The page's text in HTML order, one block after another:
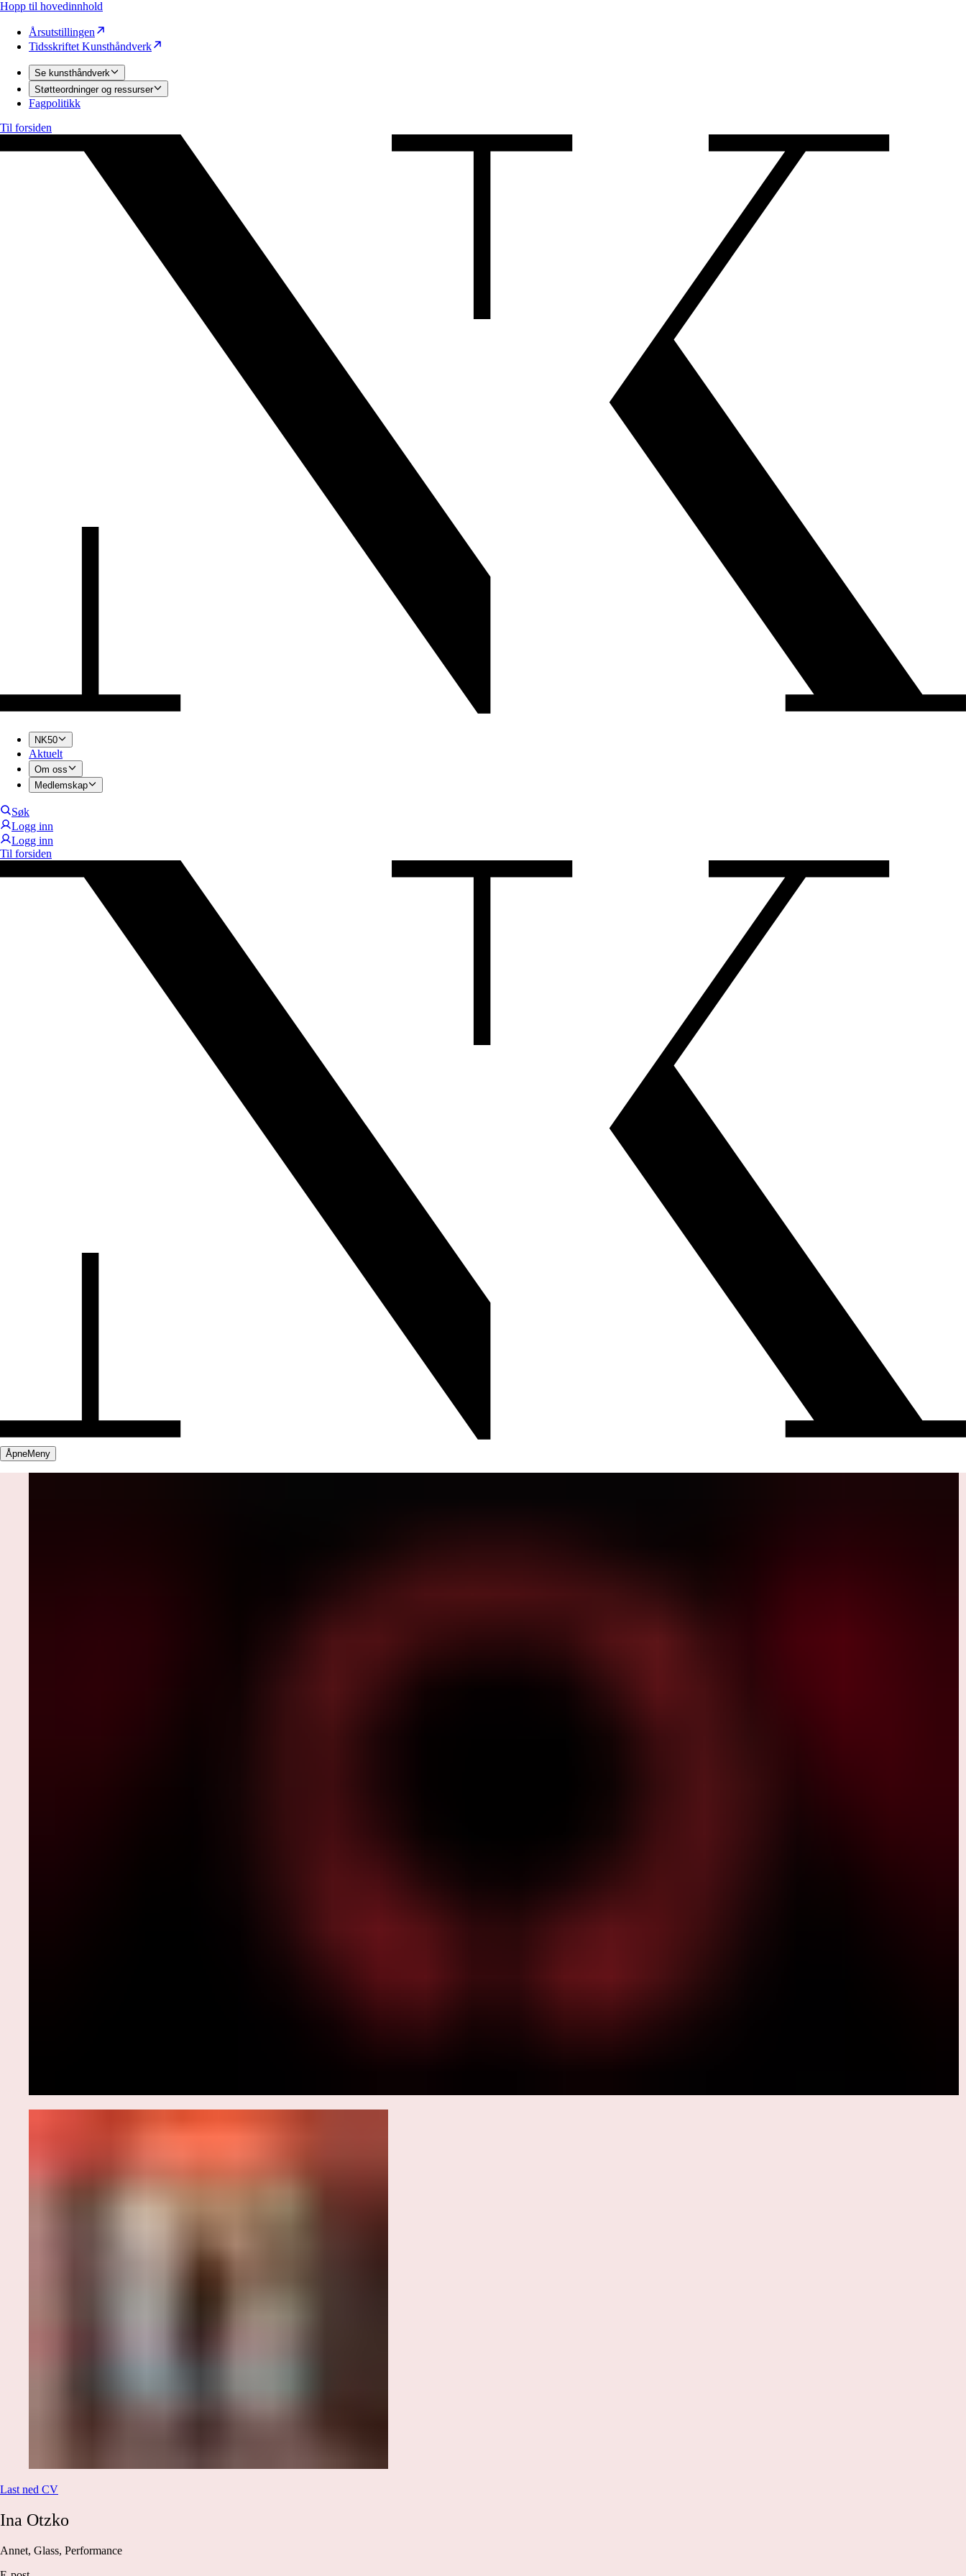
Hopp til hovedinnhold
Årsutstillingen
Tidsskriftet Kunsthåndverk
Se kunsthåndverk
Støtteordninger og ressurser
Fagpolitikk
Til forsiden
NK50
Aktuelt
Om oss
Medlemskap
Søk
Logg inn
Logg inn
Til forsiden
ÅpneMeny
Last ned CV
Ina Otzko
Annet, Glass, Performance